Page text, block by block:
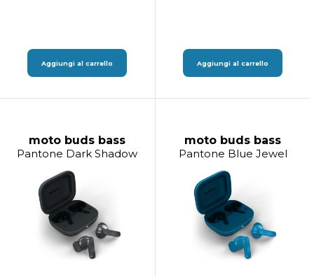
Aggiungi al carrello Aggiungi al carrello
moto buds bass
Pantone Dark Shadow
moto buds bass
Pantone Blue Jewel